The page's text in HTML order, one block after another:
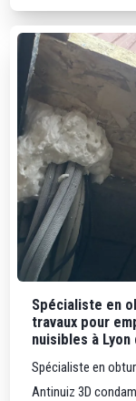
Spécialiste en
travaux pour
nuisibles à Lyon
Spécialiste en
Antinuiz 3D